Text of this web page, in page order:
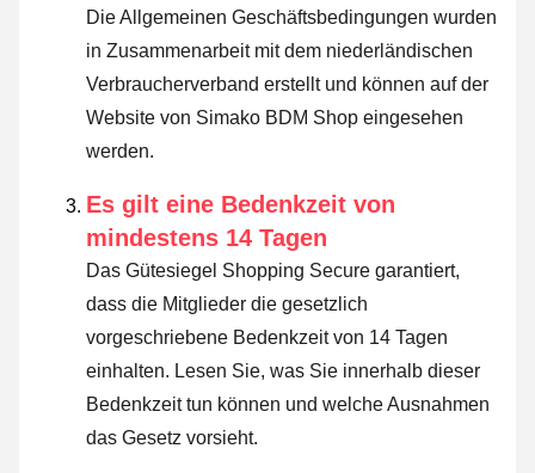
Die Allgemeinen Geschäftsbedingungen wurden
in Zusammenarbeit mit dem niederländischen
Verbraucherverband erstellt und können auf der
Website von Simako BDM Shop eingesehen
werden.
Es gilt eine Bedenkzeit von
mindestens 14 Tagen
Das Gütesiegel Shopping Secure garantiert,
dass die Mitglieder die gesetzlich
vorgeschriebene Bedenkzeit von 14 Tagen
einhalten. Lesen Sie, was Sie innerhalb dieser
Bedenkzeit tun können und welche Ausnahmen
das Gesetz vorsieht.